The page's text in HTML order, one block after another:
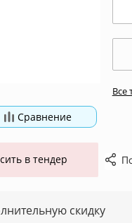
Сравнение
Все
в тендер
скидку